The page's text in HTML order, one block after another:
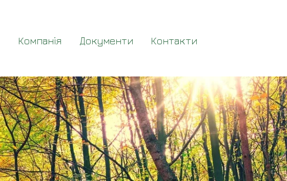
Компанія Документи Контакти